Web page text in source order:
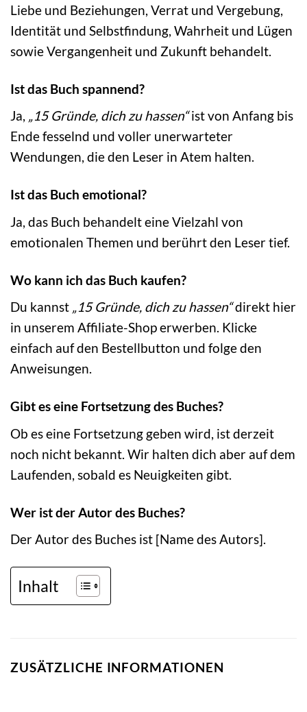
Liebe und Beziehungen, Verrat und Vergebung,
Identität und Selbstfindung, Wahrheit und Lügen
sowie Vergangenheit und Zukunft behandelt.
Ist das Buch spannend?
Ja, „15 Gründe, dich zu hassen“ist von Anfang bis
Ende fesselnd und voller unerwarteter
Wendungen, die den Leser in Atem halten.
Ist das Buch emotional?
Ja, das Buch behandelt eine Vielzahl von
emotionalen Themen und berührt den Leser tief.
Wo kann ich das Buch kaufen?
Du kannst „15 Gründe, dich zu hassen“direkt hier
in unserem Affiliate-Shop erwerben. Klicke
einfach auf den Bestellbutton und folge den
Anweisungen.
Gibt es eine Fortsetzung des Buches?
Ob es eine Fortsetzung geben wird, ist derzeit
noch nicht bekannt. Wir halten dich aber auf dem
Laufenden, sobald es Neuigkeiten gibt.
Wer ist der Autor des Buches?
Der Autor des Buches ist [Name des Autors].
Inhalt
ZUSÄTZLICHE INFORMATIONEN